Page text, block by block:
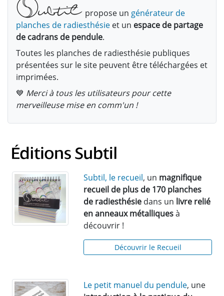
propose un générateur de
planches de radiesthésie et un espace de partage
de cadrans de pendule.
Toutes les planches de radiesthésie publiques
présentées sur le site peuvent être téléchargées et
imprimées.
💙 Merci à tous les utilisateurs pour cette
merveilleuse mise en comm'un !
Subtil, le recueil, un magnifique
recueil de plus de 170 planches
de radiesthésie dans un livre relié
en anneaux métalliquesà
découvrir !
Découvrir le Recueil
Le petit manuel du pendule, une